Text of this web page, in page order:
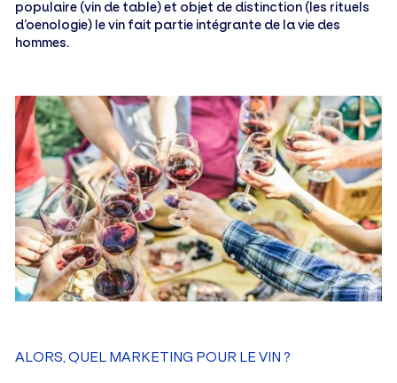
populaire (vin de table) et objet de distinction (les rituels
d’oenologie) le vin fait partie intégrante de la vie des
hommes.
ALORS, QUEL MARKETING POUR LE VIN ?